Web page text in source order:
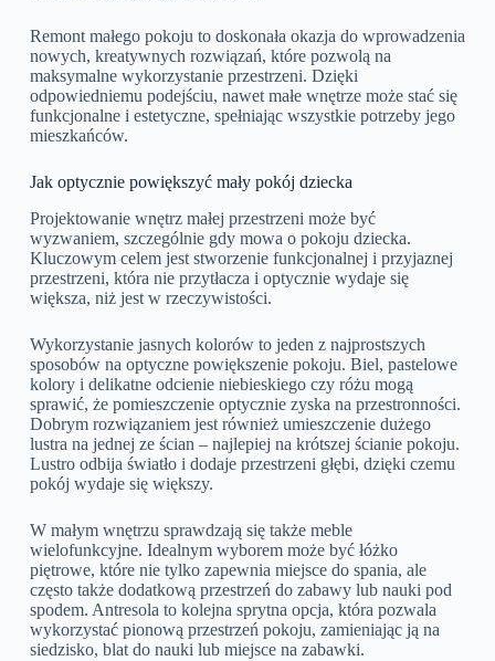
Remont małego pokoju to doskonała okazja do wprowadzenia
nowych, kreatywnych rozwiązań, które pozwolą na
maksymalne wykorzystanie przestrzeni. Dzięki
odpowiedniemu podejściu, nawet małe wnętrze może stać się
funkcjonalne i estetyczne, spełniając wszystkie potrzeby jego
mieszkańców.
Jak optycznie powiększyć mały pokój dziecka
Projektowanie wnętrz małej przestrzeni może być
wyzwaniem, szczególnie gdy mowa o pokoju dziecka.
Kluczowym celem jest stworzenie funkcjonalnej i przyjaznej
przestrzeni, która nie przytłacza i optycznie wydaje się
większa, niż jest w rzeczywistości.
Wykorzystanie jasnych kolorów to jeden z najprostszych
sposobów na optyczne powiększenie pokoju. Biel, pastelowe
kolory i delikatne odcienie niebieskiego czy różu mogą
sprawić, że pomieszczenie optycznie zyska na przestronności.
Dobrym rozwiązaniem jest również umieszczenie dużego
lustra na jednej ze ścian – najlepiej na krótszej ścianie pokoju.
Lustro odbija światło i dodaje przestrzeni głębi, dzięki czemu
pokój wydaje się większy.
W małym wnętrzu sprawdzają się także meble
wielofunkcyjne. Idealnym wyborem może być łóżko
piętrowe, które nie tylko zapewnia miejsce do spania, ale
często także dodatkową przestrzeń do zabawy lub nauki pod
spodem. Antresola to kolejna sprytna opcja, która pozwala
wykorzystać pionową przestrzeń pokoju, zamieniając ją na
siedzisko, blat do nauki lub miejsce na zabawki.